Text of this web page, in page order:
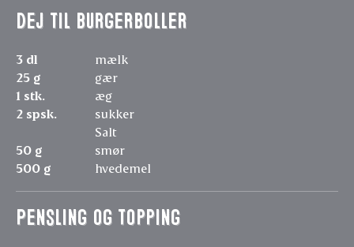
Dej til burgerboller
3 dl
mælk
25 g
gær
1 stk.
æg
2 spsk.
sukker
Salt
50 g
smør
500 g
hvedemel
Pensling og topping